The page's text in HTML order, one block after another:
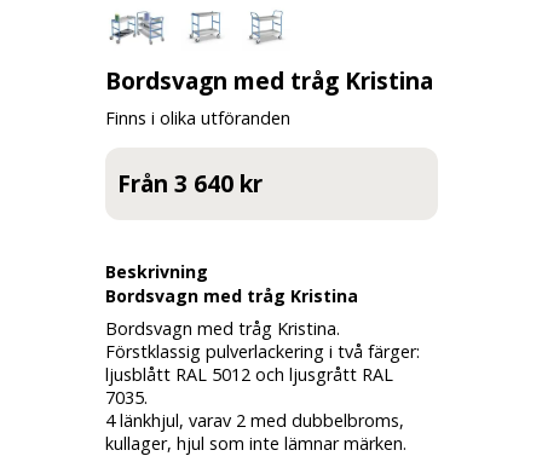
Bordsvagn med tråg Kristina
Finns i olika utföranden
Från 3 640 kr
Beskrivning
Bordsvagn med tråg Kristina
Bordsvagn med tråg Kristina.
Förstklassig pulverlackering i två färger:
ljusblått RAL 5012 och ljusgrått RAL
7035.
4 länkhjul, varav 2 med dubbelbroms,
kullager, hjul som inte lämnar märken.